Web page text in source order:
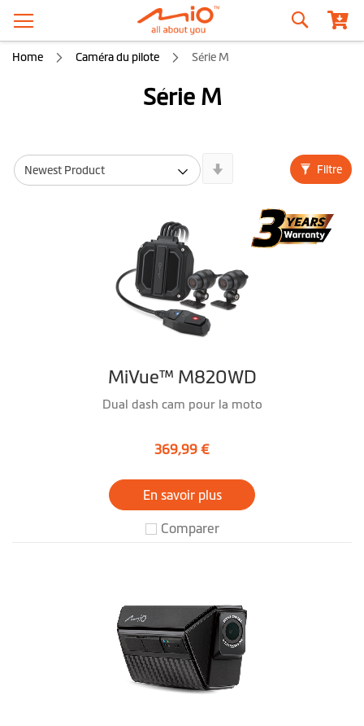
Home Caméra du pilote Série M
Série M
MiVue™ M820WD
Dual dash cam pour la moto
369,99 €
En savoir plus
Comparer
Filtre